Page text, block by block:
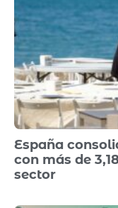
España
con más de
sector